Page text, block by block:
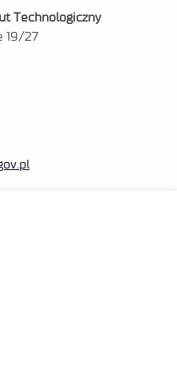
Technologiczny
19/27